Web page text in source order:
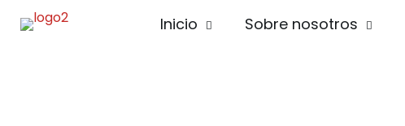
Inicio Sobre nosotros